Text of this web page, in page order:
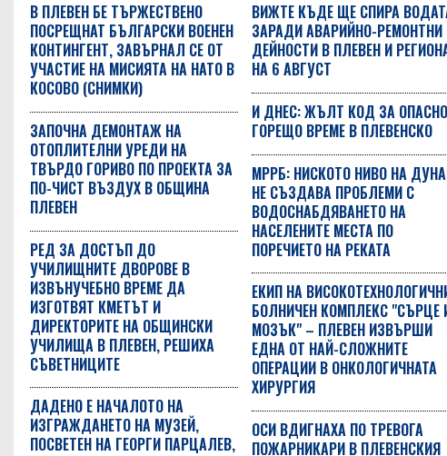
В ПЛЕВЕН БЕ ТЪРЖЕСТВЕНО
ПОСРЕЩНАТ БЪЛГАРСКИ ВОЕНЕН
КОНТИНГЕНТ, ЗАВЪРНАЛ СЕ ОТ
УЧАСТИЕ НА МИСИЯТА НА НАТО В
КОСОВО (СНИМКИ)
ЗАПОЧНА ДЕМОНТАЖ НА
ОТОПЛИТЕЛНИ УРЕДИ НА
ТВЪРДО ГОРИВО ПО ПРОЕКТА ЗА
ПО-ЧИСТ ВЪЗДУХ В ОБЩИНА
ПЛЕВЕН
РЕД ЗА ДОСТЪП ДО
УЧИЛИЩНИТЕ ДВОРОВЕ В
ИЗВЪНУЧЕБНО ВРЕМЕ ДА
ИЗГОТВЯТ КМЕТЪТ И
ДИРЕКТОРИТЕ НА ОБЩИНСКИ
УЧИЛИЩА В ПЛЕВЕН, РЕШИХА
СЪВЕТНИЦИТЕ
ДАДЕНО Е НАЧАЛОТО НА
ИЗГРАЖДАНЕТО НА МУЗЕЙ,
ПОСВЕТЕН НА ГЕОРГИ ПАРЦАЛЕВ,
ВИЖТЕ КЪДЕ ЩЕ СПИРА
ЗАРАДИ АВАРИЙНО-РЕМОНТНИ
ДЕЙНОСТИ В ПЛЕВЕН И
НА 6 АВГУСТ
И ДНЕС: ЖЪЛТ КОД ЗА ОПАСНО
ГОРЕЩО ВРЕМЕ В ПЛЕВЕНСКО
МРРБ: НИСКОТО НИВО НА
НЕ СЪЗДАВА ПРОБЛЕМИ С
ВОДОСНАБДЯВАНЕТО НА
НАСЕЛЕНИТЕ МЕСТА ПО
ПОРЕЧИЕТО НА РЕКАТА
ЕКИП НА
БОЛНИЧЕН КОМПЛЕКС "СЪРЦЕ
МОЗЪК" – ПЛЕВЕН ИЗВЪРШИ
ЕДНА ОТ НАЙ-СЛОЖНИТЕ
ОПЕРАЦИИ В ОНКОЛОГИЧНАТА
ХИРУРГИЯ
ОСИ ВДИГНАХА ПО ТРЕВОГА
ПОЖАРНИКАРИ В ПЛЕВЕНСКИЯ